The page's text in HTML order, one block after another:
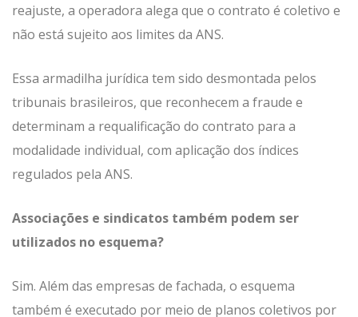
reajuste, a operadora alega que o contrato é coletivo e
não está sujeito aos limites da ANS.
Essa armadilha jurídica tem sido desmontada pelos
tribunais brasileiros, que reconhecem a fraude e
determinam a requalificação do contrato para a
modalidade individual, com aplicação dos índices
regulados pela ANS.
Associações e sindicatos também podem ser
utilizados no esquema?
Sim. Além das empresas de fachada, o esquema
também é executado por meio de planos coletivos por